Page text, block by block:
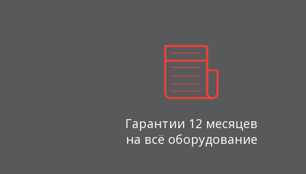
Гарантии 12 месяцев
на всё оборудование